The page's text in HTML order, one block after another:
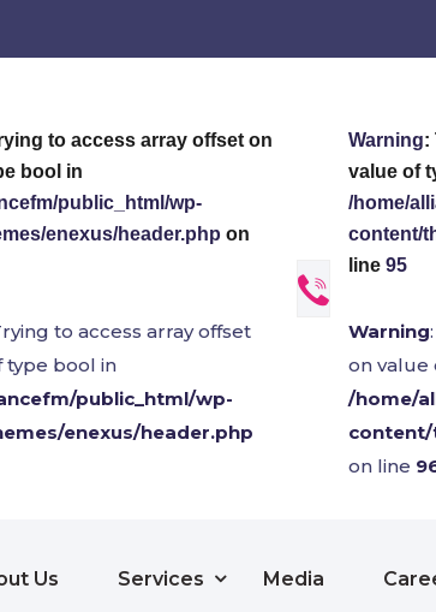
to access array offset on
bool in
public_html/wp-
enexus/header.php on
to access array offset
type bool in
public_html/wp-
enexus/header.php
Warning:
value of
/home/
content/
line 95
Warning
on value
/home/
content/
on line
Us Services Media